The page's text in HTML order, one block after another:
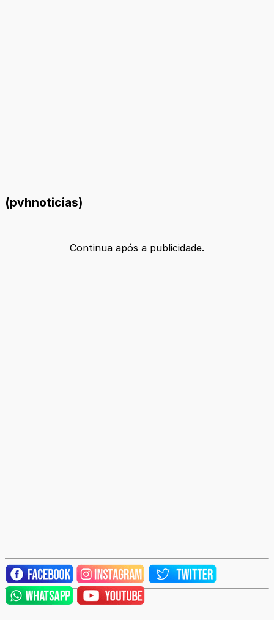
(pvhnoticias)
Continua após a publicidade.